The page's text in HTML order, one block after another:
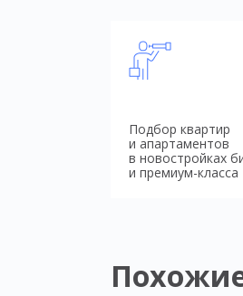
Подбор квартир
и апартаментов
в новостройках
и премиум-класса